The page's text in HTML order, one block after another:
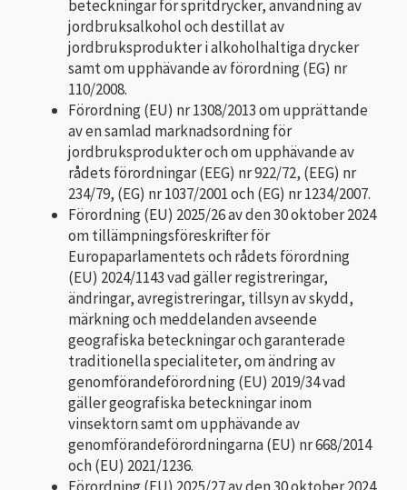
beteckningar för spritdrycker, användning av
jordbruksalkohol och destillat av
jordbruksprodukter i alkoholhaltiga drycker
samt om upphävande av förordning (EG) nr
110/2008.
Förordning (EU) nr 1308/2013 om upprättande
av en samlad marknadsordning för
jordbruksprodukter och om upphävande av
rådets förordningar (EEG) nr 922/72, (EEG) nr
234/79, (EG) nr 1037/2001 och (EG) nr 1234/2007.
Förordning (EU) 2025/26 av den 30 oktober 2024
om tillämpningsföreskrifter för
Europaparlamentets och rådets förordning
(EU) 2024/1143 vad gäller registreringar,
ändringar, avregistreringar, tillsyn av skydd,
märkning och meddelanden avseende
geografiska beteckningar och garanterade
traditionella specialiteter, om ändring av
genomförandeförordning (EU) 2019/34 vad
gäller geografiska beteckningar inom
vinsektorn samt om upphävande av
genomförandeförordningarna (EU) nr 668/2014
och (EU) 2021/1236.